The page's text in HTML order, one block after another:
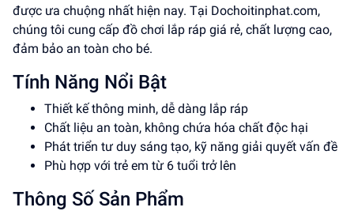
được ưa chuộng nhất hiện nay. Tại Dochoitinphat.com,
chúng tôi cung cấp đồ chơi lắp ráp giá rẻ, chất lượng cao,
đảm bảo an toàn cho bé.
Tính Năng Nổi Bật
Thiết kế thông minh, dễ dàng lắp ráp
Chất liệu an toàn, không chứa hóa chất độc hại
Phát triển tư duy sáng tạo, kỹ năng giải quyết vấn đề
Phù hợp với trẻ em từ 6 tuổi trở lên
Thông Số Sản Phẩm